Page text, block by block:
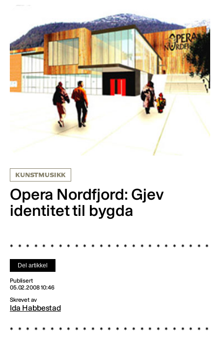
KUNSTMUSIKK
Opera Nordfjord: Gjev
identitet til bygda
Del artikkel
Publisert
05.02.2008 10:46
Skrevet av
Ida Habbestad